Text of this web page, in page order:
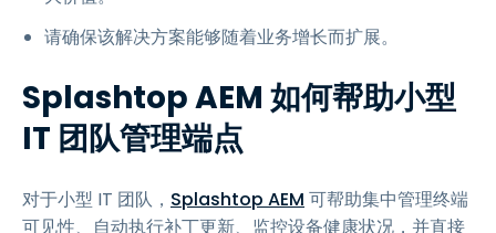
请确保该解决方案能够随着业务增长而扩展。
Splashtop AEM 如何帮助小型
IT 团队管理端点
对于小型 IT 团队， Splashtop AEM 可帮助集中管理终端
可见性、自动执行补丁更新、监控设备健康状况，并直接